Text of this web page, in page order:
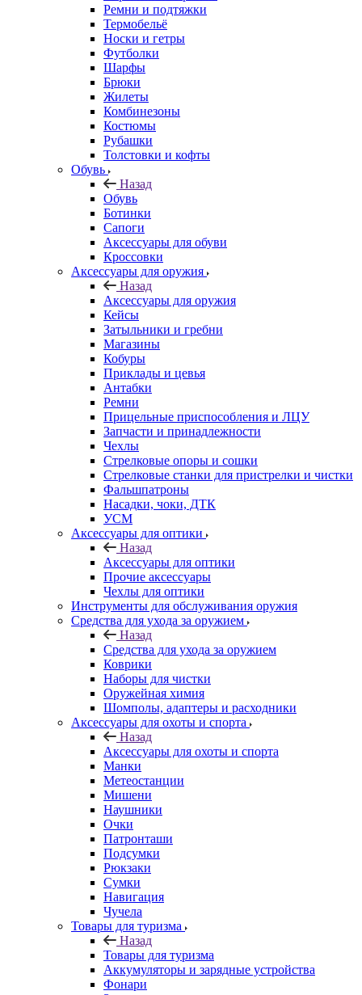
Ремни и подтяжки
Термобельё
Носки и гетры
Футболки
Шарфы
Брюки
Жилеты
Комбинезоны
Костюмы
Рубашки
Толстовки и кофты
Обувь
Назад
Обувь
Ботинки
Сапоги
Аксессуары для обуви
Кроссовки
Аксессуары для оружия
Назад
Аксессуары для оружия
Кейсы
Затыльники и гребни
Магазины
Кобуры
Приклады и цевья
Антабки
Ремни
Прицельные приспособления и ЛЦУ
Запчасти и принадлежности
Чехлы
Стрелковые опоры и сошки
Стрелковые станки для пристрелки и чистки
Фальшпатроны
Насадки, чоки, ДТК
УСМ
Аксессуары для оптики
Назад
Аксессуары для оптики
Прочие аксессуары
Чехлы для оптики
Инструменты для обслуживания оружия
Средства для ухода за оружием
Назад
Средства для ухода за оружием
Коврики
Наборы для чистки
Оружейная химия
Шомполы, адаптеры и расходники
Аксессуары для охоты и спорта
Назад
Аксессуары для охоты и спорта
Манки
Метеостанции
Мишени
Наушники
Очки
Патронташи
Подсумки
Рюкзаки
Сумки
Навигация
Чучела
Товары для туризма
Назад
Товары для туризма
Аккумуляторы и зарядные устройства
Фонари